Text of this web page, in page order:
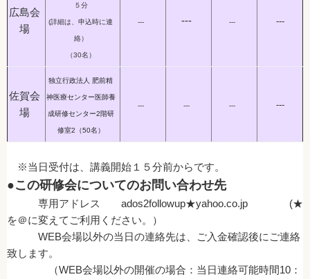
広島会
場
５分
(詳細は、申込時に連
絡）
（30名）
--- --- --- ---
佐賀会
場
独立行政法人 肥前精
神医療センター医師養
成研修センター2階研
修室2（50名）
--- --- --- ---
※当日受付は、講義開始１５分前からです。
●この研修会についてのお問い合わせ先
専用アドレス ados2followup★yahoo.co.jp (★
を＠に変えてご利用ください。）
WEB会場以外の当日の連絡先は、ご入金確認後にご連絡
致します。
（WEB会場以外の開催の場合：当日連絡可能時間10：